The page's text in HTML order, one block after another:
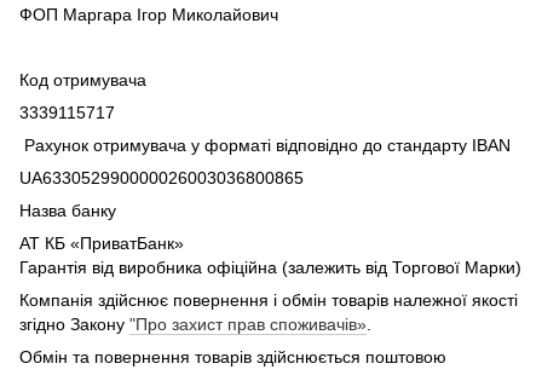
ФОП Маргара Ігор Миколайович
Код отримувача
3339115717
Рахунок отримувача у форматі відповідно до стандарту IBAN
UA633052990000026003036800865
Назва банку
АТ КБ «ПриватБанк»
Гарантія від виробника офіційна (залежить від Торгової Марки)
Компанія здійснює повернення і обмін товарів належної якості
згідно Закону "Про захист прав споживачів»
Обмін та повернення товарів здійснюється поштовою